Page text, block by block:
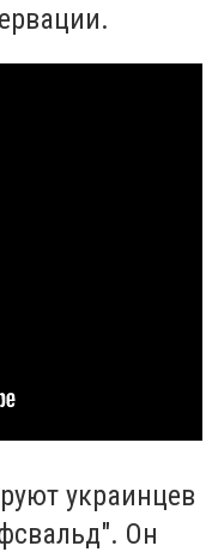
украинцев
Он